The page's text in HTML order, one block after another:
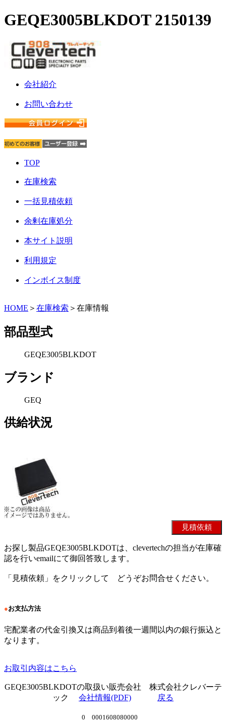
GEQE3005BLKDOT 2150139
会社紹介
お問い合わせ
TOP
在庫検索
一括見積依頼
余剰在庫処分
本サイト説明
利用規定
インボイス制度
HOME ＞ 在庫検索 ＞在庫情報
部品型式
GEQE3005BLKDOT
ブランド
GEQ
供給状況
お探し製品GEQE3005BLKDOTは、clevertechの担当が在庫確
認を行いemailにて御回答致します。
「見積依頼」をクリックして どうぞお問合せください。
●お支払方法
宅配業者の代金引換又は商品到着後一週間以内の銀行振込と
なります。
お取引内容はこちら
GEQE3005BLKDOTの取扱い販売会社 株式会社クレバーテ
ック 会社情報(PDF) 戻る
0 0001608080000